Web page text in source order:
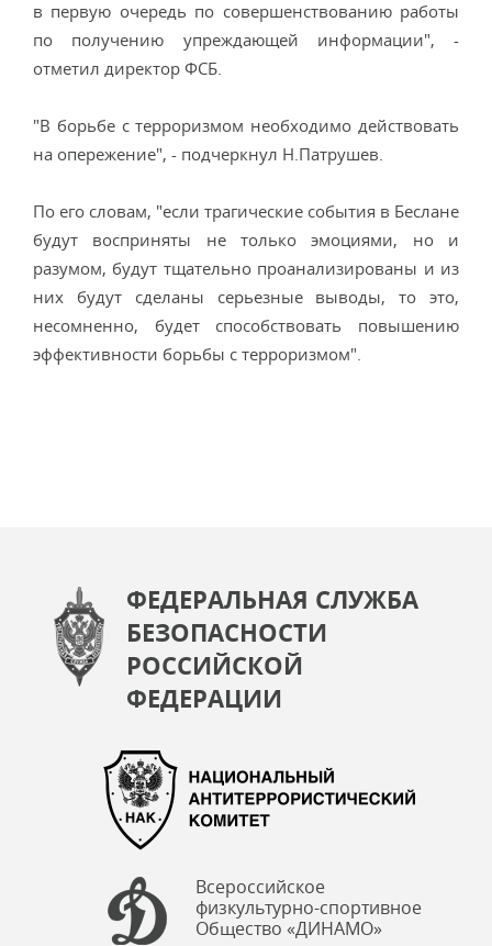
в первую очередь по совершенствованию работы
по получению упреждающей информации", -
отметил директор ФСБ.
"В борьбе с терроризмом необходимо действовать
на опережение", - подчеркнул Н.Патрушев.
По его словам, "если трагические события в Беслане
будут восприняты не только эмоциями, но и
разумом, будут тщательно проанализированы и из
них будут сделаны серьезные выводы, то это,
несомненно, будет способствовать повышению
эффективности борьбы с терроризмом".
ФЕДЕРАЛЬНАЯ СЛУЖБА
БЕЗОПАСНОСТИ
РОССИЙСКОЙ
ФЕДЕРАЦИИ
Всероссийское
физкультурно-спортивное
Общество «ДИНАМО»